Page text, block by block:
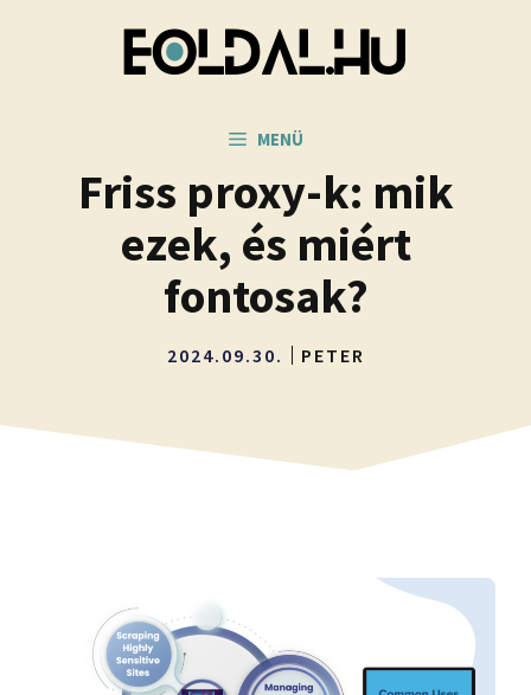
MENÜ
Friss proxy-k: mik
ezek, és miért
fontosak?
2024.09.30. PETER